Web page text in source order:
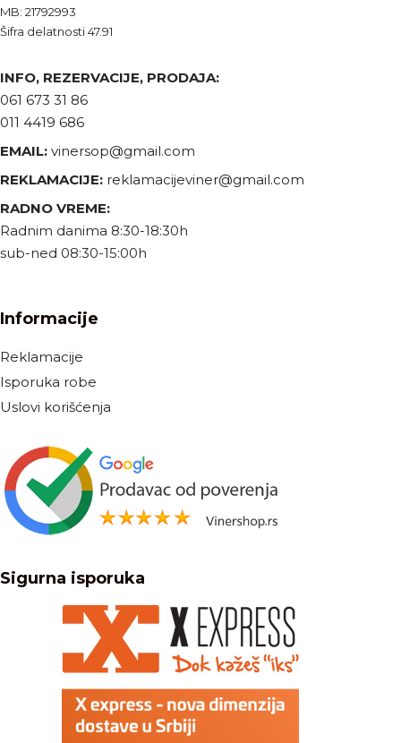
MB: 21792993
Šifra delatnosti 47.91
INFO, REZERVACIJE, PRODAJA:
061 673 31 86
011 4419 686
EMAIL: vinersop@gmail.com
REKLAMACIJE: reklamacijeviner@gmail.com
RADNO VREME:
Radnim danima 8:30-18:30h
sub-ned 08:30-15:00h
Informacije
Reklamacije
Isporuka robe
Uslovi korišćenja
Sigurna isporuka